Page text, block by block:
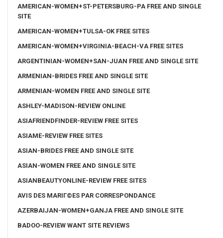
AMERICAN-WOMEN+ST-PETERSBURG-PA FREE AND SINGLE
SITE
AMERICAN-WOMEN+TULSA-OK FREE SITES
AMERICAN-WOMEN+VIRGINIA-BEACH-VA FREE SITES
ARGENTINIAN-WOMEN+SAN-JUAN FREE AND SINGLE SITE
ARMENIAN-BRIDES FREE AND SINGLE SITE
ARMENIAN-WOMEN FREE AND SINGLE SITE
ASHLEY-MADISON-REVIEW ONLINE
ASIAFRIENDFINDER-REVIEW FREE SITES
ASIAME-REVIEW FREE SITES
ASIAN-BRIDES FREE AND SINGLE SITE
ASIAN-WOMEN FREE AND SINGLE SITE
ASIANBEAUTYONLINE-REVIEW FREE SITES
AVIS DES MARIГ©ES PAR CORRESPONDANCE
AZERBAIJAN-WOMEN+GANJA FREE AND SINGLE SITE
BADOO-REVIEW WANT SITE REVIEWS